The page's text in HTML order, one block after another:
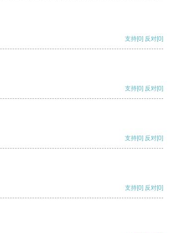
支持[0] 反对[0]
支持[0] 反对[0]
支持[0] 反对[0]
支持[0] 反对[0]